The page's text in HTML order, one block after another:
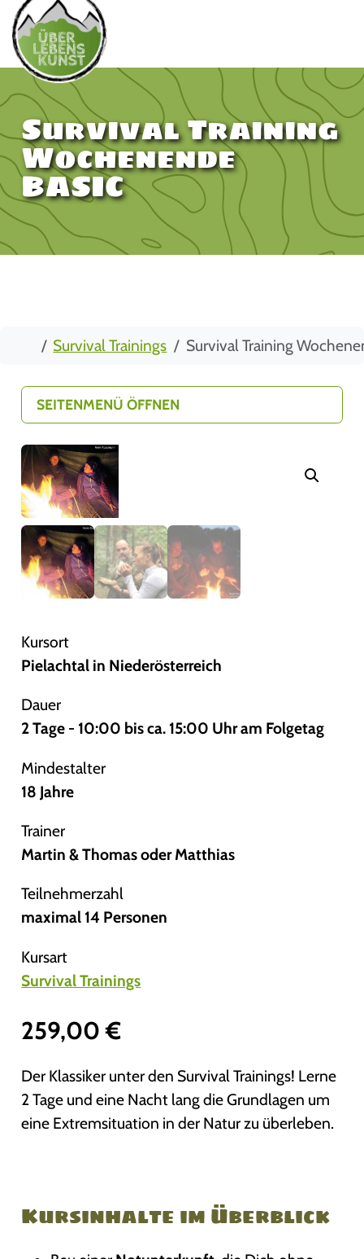
Survival Training
Wochenende
BASIC
StartSurvival Trainings Survival Training
Kursort
Pielachtal in Niederösterreich
Dauer
2 Tage - 10:00 bis ca. 15:00 Uhr am Folgetag
Mindestalter
18 Jahre
Trainer
Martin & Thomas oder Matthias
Teilnehmerzahl
maximal 14 Personen
Kursart
Survival Trainings
259,00€
Der Klassiker unter den Survival Trainings! Lerne
2 Tage und eine Nacht lang die Grundlagen um
eine Extremsituation in der Natur zu überleben.
Kursinhalte im Überblick
SEITENMENÜ ÖFFNEN